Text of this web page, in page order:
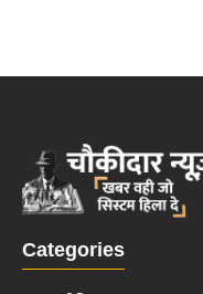
Categories